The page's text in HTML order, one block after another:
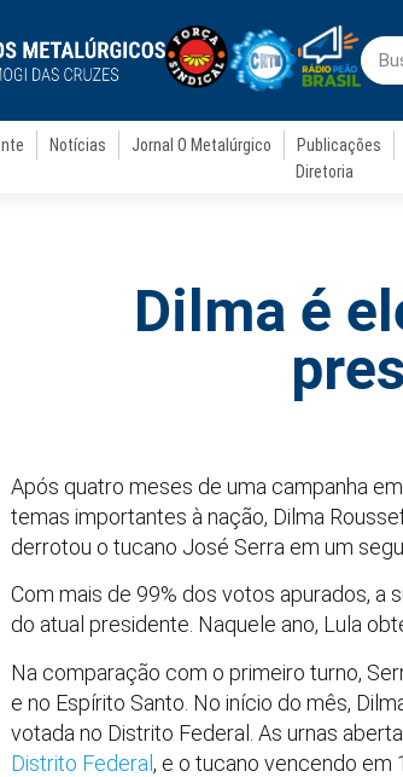
Notícias Jornal O Metalúrgico Publicações
Diretoria
Dilma é
Após quatro meses de uma campanha
temas importantes à nação, Dilma
derrotou o tucano José Serra em um
Com mais de 99% dos votos apurados, a
do atual presidente. Naquele ano, Lula
Na comparação com o primeiro turno,
e no Espírito Santo. No início do mês,
votada no Distrito Federal. As urnas
Distrito Federal, e o tucano vencendo em